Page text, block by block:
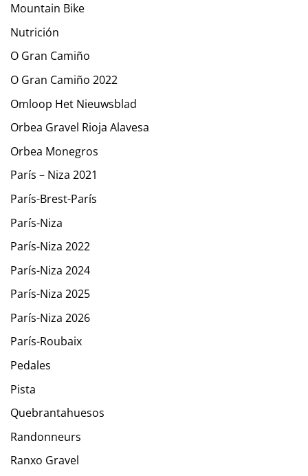
Mountain Bike
Nutrición
O Gran Camiño
O Gran Camiño 2022
Omloop Het Nieuwsblad
Orbea Gravel Rioja Alavesa
Orbea Monegros
París – Niza 2021
París-Brest-París
París-Niza
París-Niza 2022
París-Niza 2024
París-Niza 2025
París-Niza 2026
París-Roubaix
Pedales
Pista
Quebrantahuesos
Randonneurs
Ranxo Gravel